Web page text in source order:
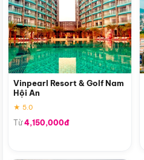
Vinpearl Resort & Golf Nam
Hội An
★ 5.0
Từ4,150,000đ